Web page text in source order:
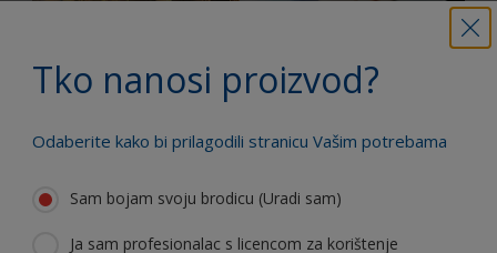
odvojila. Što se
dogodilo?
premaz ne
ne?
dodajemo
Epiglass smolu?
Tko nanosi proizvod?
Odaberite kako bi prilagodili stranicu Vašim potrebama
Sam bojam svoju brodicu (Uradi sam)
Ja sam profesionalac s licencom za korištenje